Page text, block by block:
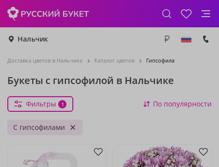
Нальчик
Доставка цветов в Нальчике Каталог цветов Гипсофила
Букеты с гипсофилой в Нальчике
Фильтры 1 По популярности
С гипсофилами